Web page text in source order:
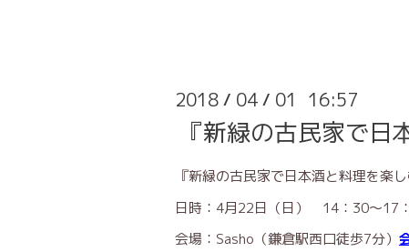
2018 / 04 / 01 16:57
『新緑の古民家で
『新緑の古民家で日本酒と料理を楽
日時：4月22日（日） 14：30～17
会場：Sasho（鎌倉駅西口徒歩7分）